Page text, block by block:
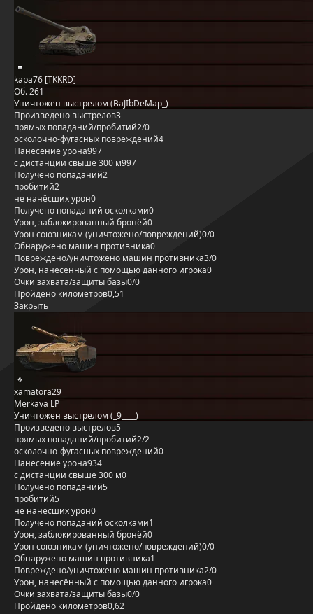
kapa76 [TKKRD]
Об. 261
Уничтожен выстрелом (BaJIbDeMap_)
Произведено выстрелов3
прямых попаданий/пробитий2/0
осколочно-фугасных повреждений4
Нанесение урона997
с дистанции свыше 300 м997
Получено попаданий2
пробитий2
не нанёсших урон0
Получено попаданий осколками0
Урон, заблокированный бронёй0
Урон союзникам (уничтожено/повреждений)0/0
Обнаружено машин противника0
Повреждено/уничтожено машин противника3/0
Урон, нанесённый с помощью данного игрока0
Очки захвата/защиты базы0/0
Пройдено километров0,51
Закрыть
xamatora29
Merkava LP
Уничтожен выстрелом (_9____)
Произведено выстрелов5
прямых попаданий/пробитий2/2
осколочно-фугасных повреждений0
Нанесение урона934
с дистанции свыше 300 м0
Получено попаданий5
пробитий5
не нанёсших урон0
Получено попаданий осколками1
Урон, заблокированный бронёй0
Урон союзникам (уничтожено/повреждений)0/0
Обнаружено машин противника1
Повреждено/уничтожено машин противника2/0
Урон, нанесённый с помощью данного игрока0
Очки захвата/защиты базы0/0
Пройдено километров0,62